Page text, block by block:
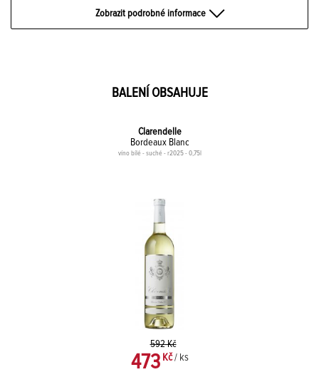
Zobrazit podrobné informace
BALENÍ OBSAHUJE
Clarendelle
Bordeaux Blanc
víno bílé - suché - r2025 - 0,75l
592 Kč
473Kč / ks